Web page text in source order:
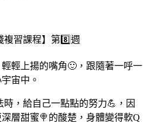
複習課程】第8️⃣週
輕上揚的嘴角🙂，跟隨著一呼一
宙中。
，給自己一點點的努力💪，因
層甜蜜🍭的酸楚，身體變得軟Q